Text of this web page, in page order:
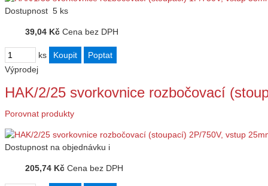
Dostupnost 5 ks
39,04 Kč Cena bez DPH
ks
Výprodej
HAK/2/25 svorkovnice rozbočovací
Porovnat produkty
Dostupnost na objednávku i
205,74 Kč Cena bez DPH